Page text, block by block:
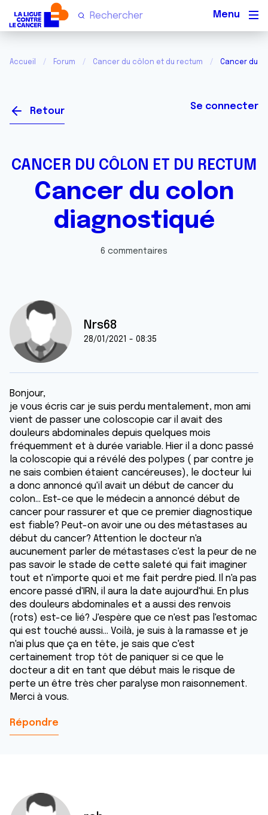
Accueil Forum Cancer du côlon et du rectum Cancer du
Retour Se connecter
CANCER DU CÔLON ET DU RECTUM
Cancer du colon
diagnostiqué
6 commentaires
Nrs68
28/01/2021 - 08:35
Bonjour,
je vous écris car je suis perdu mentalement, mon ami
vient de passer une coloscopie car il avait des
douleurs abdominales depuis quelques mois
fréquemment et à durée variable. Hier il a donc passé
la coloscopie qui a révélé des polypes ( par contre je
ne sais combien étaient cancéreuses), le docteur lui
a donc annoncé qu'il avait un début de cancer du
colon... Est-ce que le médecin a annoncé début de
cancer pour rassurer et que ce premier diagnostique
est fiable? Peut-on avoir une ou des métastases au
début du cancer? Attention le docteur n'a
aucunement parler de métastases c'est la peur de ne
pas savoir le stade de cette saleté qui fait imaginer
tout et n'importe quoi et me fait perdre pied. Il n'a pas
encore passé d'IRN, il aura la date aujourd'hui. En plus
des douleurs abdominales et a aussi des renvois
(rots) est-ce lié? J'espère que ce n'est pas l'estomac
qui est touché aussi... Voilà, je suis à la ramasse et je
n'ai plus que ça en tête, je sais que c'est
certainement trop tôt de paniquer si ce que le
docteur a dit en tant que début mais le risque de
perte un être très cher paralyse mon raisonnement.
Merci à vous.
Répondre